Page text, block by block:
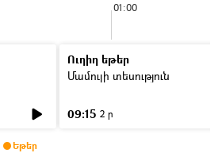
01:00
Ուղիղ եթեր
Մամուլի տեսություն
09:15 2 ր
Եթեր